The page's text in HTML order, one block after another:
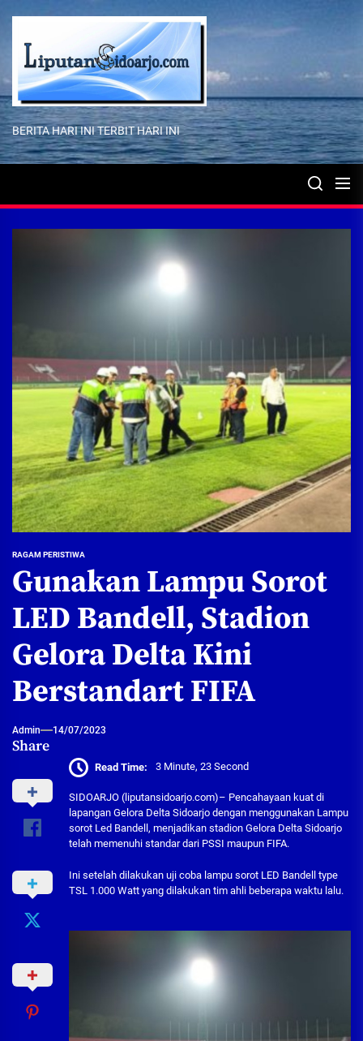
content
BERITA HARI INI TERBIT HARI INI
RAGAM PERISTIWA
Gunakan Lampu Sorot
LED Bandell, Stadion
Gelora Delta Kini
Berstandart FIFA
Admin 14/07/2023
Share
Read Time: 3 Minute, 23 Second
SIDOARJO (liputansidoarjo.com)– Pencahayaan kuat di
lapangan Gelora Delta Sidoarjo dengan menggunakan Lampu
sorot Led Bandell, menjadikan stadion Gelora Delta Sidoarjo
telah memenuhi standar dari PSSI maupun FIFA.
Ini setelah dilakukan uji coba lampu sorot LED Bandell type
TSL 1.000 Watt yang dilakukan tim ahli beberapa waktu lalu.